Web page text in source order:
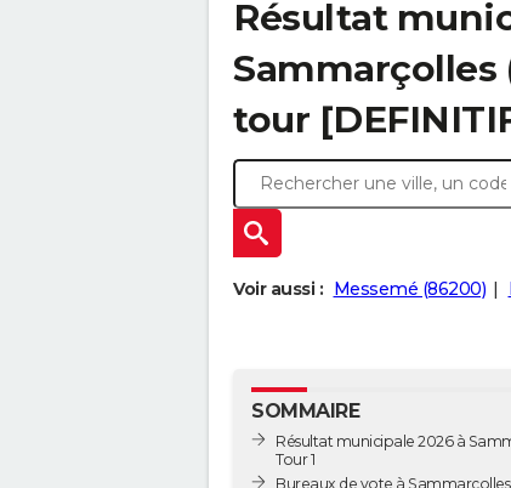
Résultat
Sammarçolles
tour
Voir aussi : Messemé (86200)
SOMMAIRE
Résultat municipale 2026 à
Tour 1
Bureaux de vote à Sammarçolles